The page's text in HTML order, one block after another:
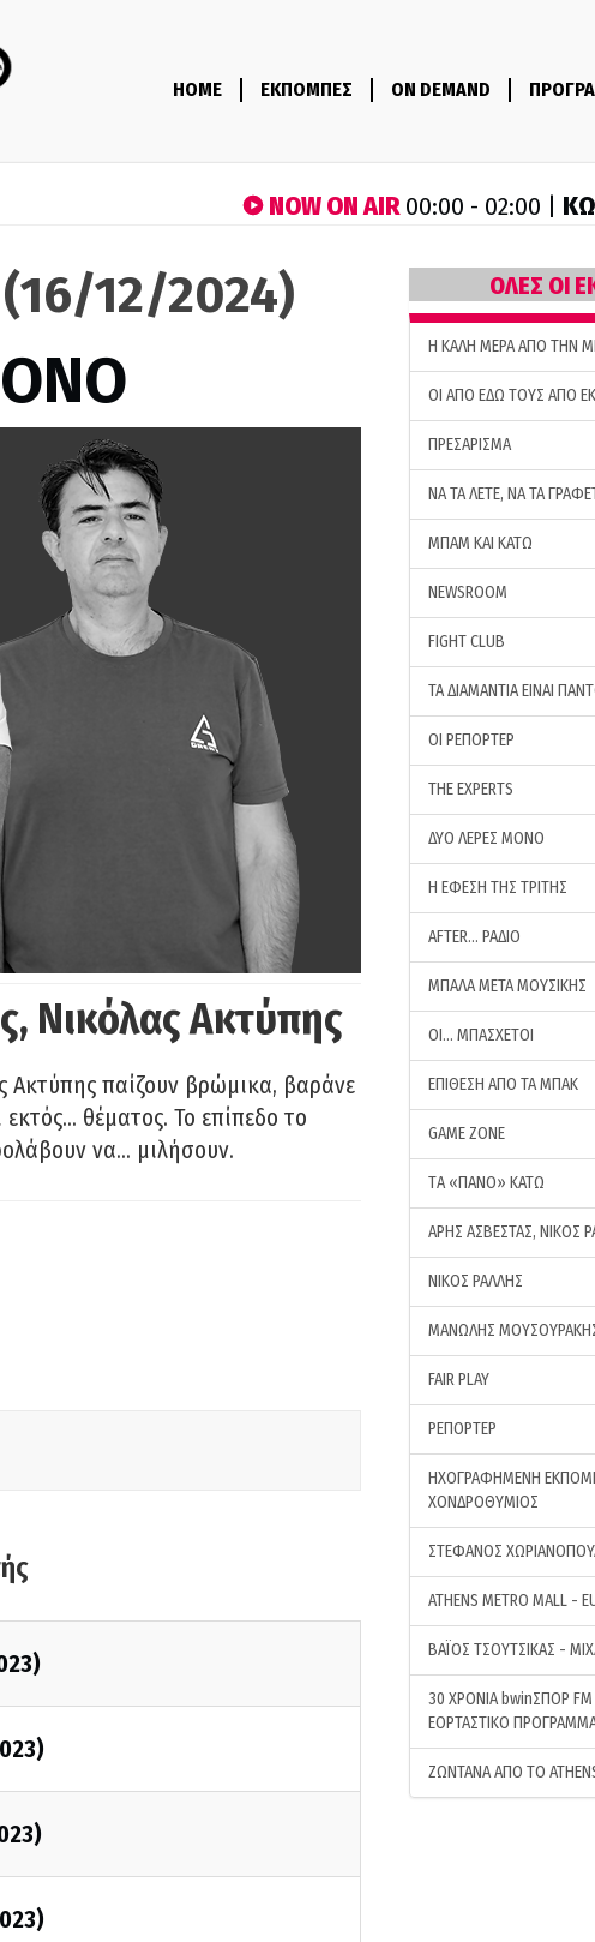
HOME ΕΚΠΟΜΠΕΣ ON DEMAND
NOW ON AIR00:00 - 02:00 |
12/2024)
Νικόλας Ακτύπης
Ακτύπης παίζουν βρώμικα, βαράνε
θέματος. Το επίπεδο το
να… μιλήσουν.
ΟΛΕΣ ΟΙ
H ΚΑΛΗ ΜΕΡΑ ΑΠΟ ΤΗΝ
ΟΙ ΑΠΟ ΕΔΩ ΤΟΥΣ ΑΠΟ
ΠΡΕΣΑΡΙΣΜΑ
ΝΑ ΤΑ ΛΕΤΕ, ΝΑ ΤΑ
ΜΠΑΜ ΚΑΙ ΚΑΤΩ
NEWSROOM
FIGHT CLUB
ΤΑ ΔΙΑΜΑΝΤΙΑ ΕΙΝΑΙ
ΟΙ ΡΕΠΟΡΤΕΡ
THE EXPERTS
ΔΥΟ ΛΕΡΕΣ ΜΟΝΟ
Η ΕΦΕΣΗ ΤΗΣ ΤΡΙΤΗΣ
AFTER… ΡΑΔΙΟ
ΜΠΑΛΑ ΜΕΤΑ ΜΟΥΣΙΚΗΣ
ΟΙ… ΜΠΑΣΧΕΤΟΙ
ΕΠΙΘΕΣΗ ΑΠΟ ΤΑ ΜΠΑΚ
GAME ZONE
ΤA «ΠΑΝΟ» ΚΑΤΩ
ΑΡΗΣ ΑΣΒΕΣΤΑΣ, ΝΙΚΟΣ
ΝΙΚΟΣ ΡΑΛΛΗΣ
ΜΑΝΩΛΗΣ
FAIR PLAY
ΡΕΠΟΡΤΕΡ
ΗΧΟΓΡΑΦΗΜΕΝΗ
ΧΟΝΔΡΟΘΥΜΙΟΣ
ΣΤΕΦΑΝΟΣ
ATHENS METRO MALL -
ΒΑΪΟΣ ΤΣΟΥΤΣΙΚΑΣ -
30 ΧΡΟΝΙΑ bwinΣΠΟΡ
ΕΟΡΤΑΣΤΙΚΟ
ΖΩΝΤΑΝΑ ΑΠΟ ΤΟ